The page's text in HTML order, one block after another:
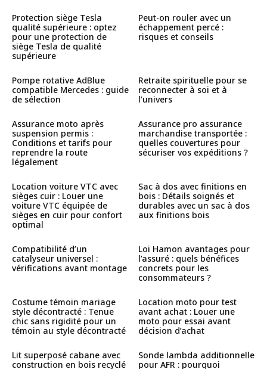
Protection siège Tesla
qualité supérieure : optez
pour une protection de
siège Tesla de qualité
supérieure
Peut-on rouler avec un
échappement percé :
risques et conseils
Pompe rotative AdBlue
compatible Mercedes : guide
de sélection
Retraite spirituelle pour se
reconnecter à soi et à
l’univers
Assurance moto après
suspension permis :
Conditions et tarifs pour
reprendre la route
légalement
Assurance pro assurance
marchandise transportée :
quelles couvertures pour
sécuriser vos expéditions ?
Location voiture VTC avec
sièges cuir : Louer une
voiture VTC équipée de
sièges en cuir pour confort
optimal
Sac à dos avec finitions en
bois : Détails soignés et
durables avec un sac à dos
aux finitions bois
Compatibilité d’un
catalyseur universel :
vérifications avant montage
Loi Hamon avantages pour
l’assuré : quels bénéfices
concrets pour les
consommateurs ?
Costume témoin mariage
style décontracté : Tenue
chic sans rigidité pour un
témoin au style décontracté
Location moto pour test
avant achat : Louer une
moto pour essai avant
décision d’achat
Lit superposé cabane avec
construction en bois recyclé
Sonde lambda additionnelle
pour AFR : pourquoi